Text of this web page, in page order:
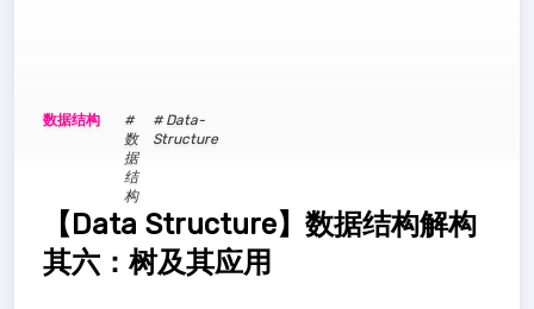
数据结构
#
数
据
结
构
# Data-
Structure
【Data Structure】数据结构解构
其六：树及其应用